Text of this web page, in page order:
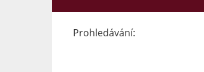
Prohledávání: